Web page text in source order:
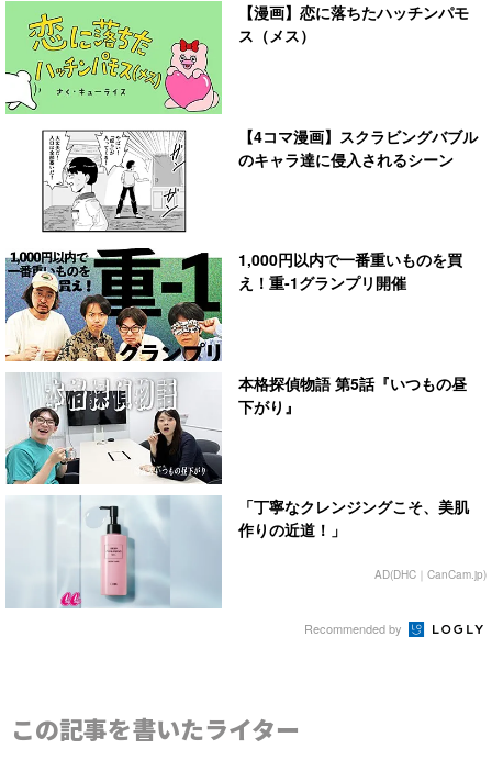
【漫画】恋に落ちたハッチンパモ
ス（メス）
【4コマ漫画】スクラビングバブル
のキャラ達に侵入されるシーン
1,000円以内で一番重いものを買
え！重-1グランプリ開催
本格探偵物語 第5話『いつもの昼
下がり』
「丁寧なクレンジングこそ、美肌
作りの近道！」
AD(DHC｜CanCam.jp)
Recommended by
この記事を書いたライター